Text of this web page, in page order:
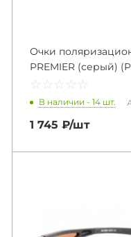
Очки
PREMIER (серый)
☆ ☆ ☆ ☆ ☆
★ ★ ★ ★ ★
В наличии - 14 шт.
1 745 ₽/шт